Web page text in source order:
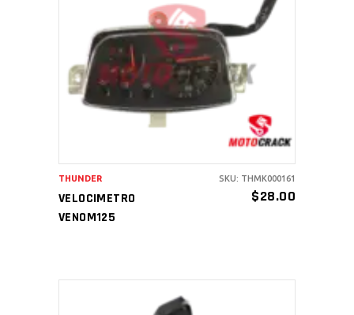
AÑADIR AL CARRITO
VELOCIMETRO
VENOM125
$28.00
THUNDER SKU: THMK000161